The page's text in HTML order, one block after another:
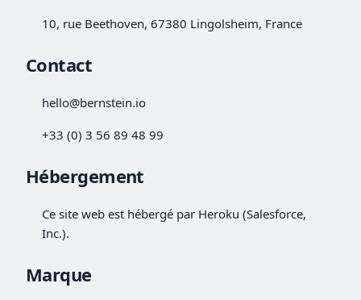
10, rue Beethoven, 67380 Lingolsheim, France
Contact
hello@bernstein.io
+33 (0) 3 56 89 48 99
Hébergement
Ce site web est hébergé par Heroku (Salesforce,
Inc.).
Marque